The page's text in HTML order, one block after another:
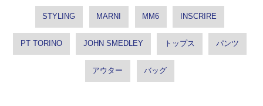
STYLING MARNI MM6 INSCRIRE
PT TORINO JOHN SMEDLEY トップス パンツ
アウター バッグ